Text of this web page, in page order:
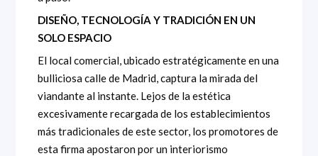
DISEÑO, TECNOLOGÍA Y TRADICIÓN EN UN
SOLO ESPACIO
El local comercial, ubicado estratégicamente en una
bulliciosa calle de Madrid, captura la mirada del
viandante al instante. Lejos de la estética
excesivamente recargada de los establecimientos
más tradicionales de este sector, los promotores de
esta firma apostaron por un interiorismo